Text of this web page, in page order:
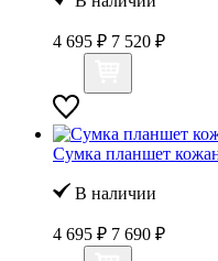
4 695 ₽ 7 520 ₽
Сумка планшет
В наличии
4 695 ₽ 7 690 ₽